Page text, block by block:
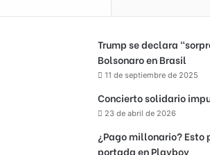
Trump se declara
Bolsonaro en Brasil
11 de septiembre de 2025
Concierto solidario
23 de abril de 2026
¿Pago millonario? Esto
portada en Playboy